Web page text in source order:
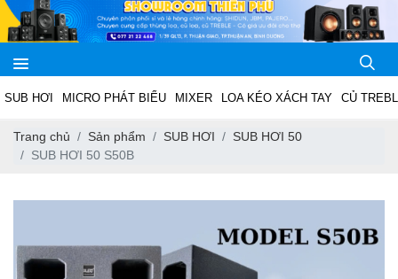
SUB HƠI MICRO PHÁT BIỂU MIXER LOA KÉO XÁCH TAY CỦ
Trang chủ Sản phẩm SUB HƠI
SUB HƠI 50
SUB HƠI 50 S50B